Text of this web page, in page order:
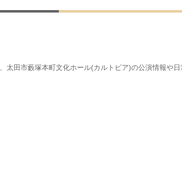
太田市藪塚本町文化ホール(カルトピア)の公演情報や